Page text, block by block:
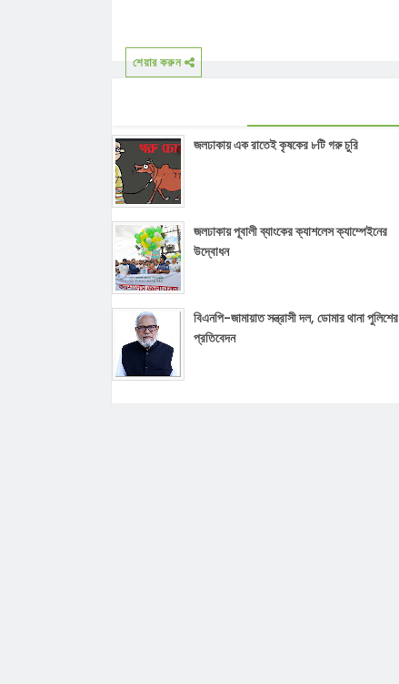
শেয়ার করুন
জলঢাকায় এক রাতেই কৃষকের ৮টি গরু চুরি
জলঢাকায় পূবালী ব্যাংকের ক্যাশলেস ক্যাম্পেইনের
উদ্বোধন
বিএনপি-জামায়াত সন্ত্রাসী দল, ডোমার থানা পুলিশের
প্রতিবেদন